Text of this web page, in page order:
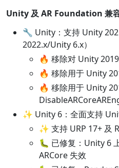
Unity 及 AR Foundation 兼
🔧 Unity：支持 Unity
2022.x/Unity 6.x）
🔥 移除对 Unity
🔥 移除用于 Unity
🔥 移除用于 Unity
✨ Unity 6：全面支持
✨ 支持 URP 17+ 及
🐛 已修复：Unity 6
ARCore 失效